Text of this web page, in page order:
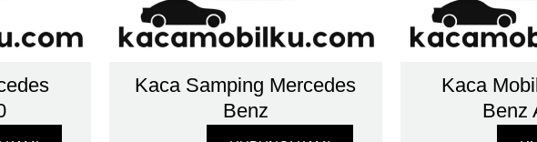
Kaca Samping Mercedes
Benz
Kaca
Benz